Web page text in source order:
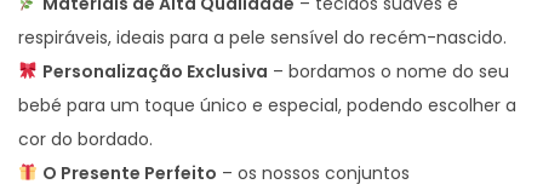
respiráveis, ideais para a pele sensível do recém-nascido.
Personalização Exclusiva – bordamos o nome do seu
bebé para um toque único e especial, podendo escolher a
cor do bordado.
O Presente Perfeito – os nossos conjuntos